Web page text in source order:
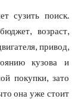
сузить поиск.
возраст,
привод,
кузова и
покупки, зато
она уже стоит